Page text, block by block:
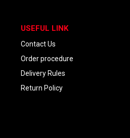
USEFUL LINK
Contact Us
Order procedure
Delivery Rules
Return Policy